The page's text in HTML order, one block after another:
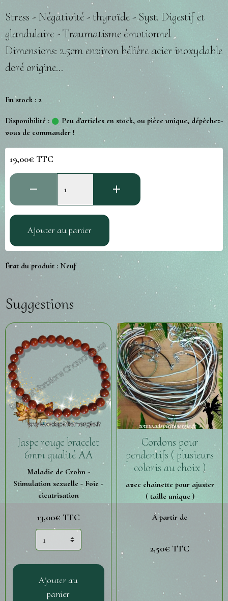
Stress - Négativité - thyroïde - Syst. Digestif et
glandulaire - Traumatisme émotionnel
Dimensions: 2.5cm environ bélière acier inoxydable
doré origine...
En stock : 2
Disponibilité :
Peu d'articles en stock, ou pièce unique, dépêchez-
vous de commander !
19,00€ TTC
Ajouter au panier
État du produit : Neuf
Suggestions
Jaspe rouge bracelet
6mm qualité AA
Maladie de Crohn -
Stimulation sexuelle - Foie -
cicatrisation
13,00€ TTC
Ajouter au
panier
Cordons pour
pendentifs ( plusieurs
coloris au choix )
avec chainette pour ajuster
( taille unique )
À partir de
2,50€ TTC